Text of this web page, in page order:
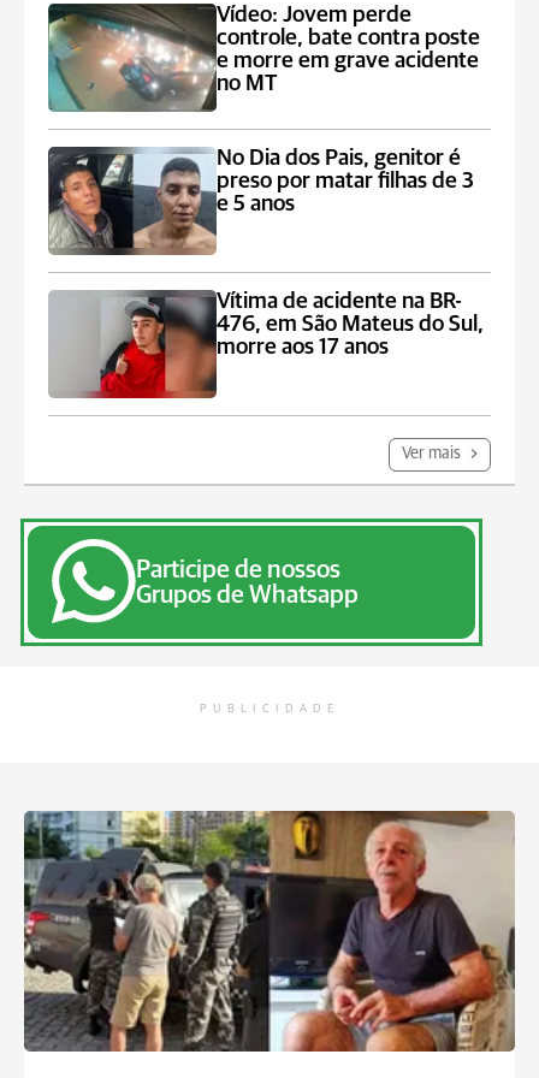
Vídeo: Jovem perde
controle, bate contra poste
e morre em grave acidente
no MT
No Dia dos Pais, genitor é
preso por matar filhas de 3
e 5 anos
Vítima de acidente na BR-
476, em São Mateus do Sul,
morre aos 17 anos
Ver mais
Participe de nossos
Grupos de Whatsapp
PUBLICIDADE